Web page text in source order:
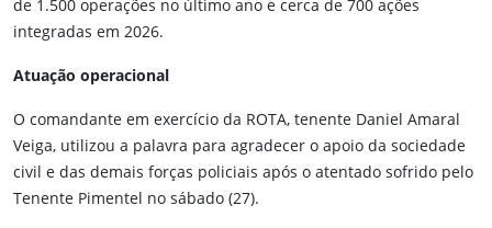
de 1.500 operações no último ano e cerca de 700 ações
integradas em 2026.
Atuação operacional
O comandante em exercício da ROTA, tenente Daniel Amaral
Veiga, utilizou a palavra para agradecer o apoio da sociedade
civil e das demais forças policiais após o atentado sofrido pelo
Tenente Pimentel no sábado (27).